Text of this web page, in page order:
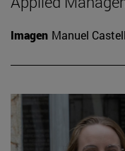
Imagen Manuel